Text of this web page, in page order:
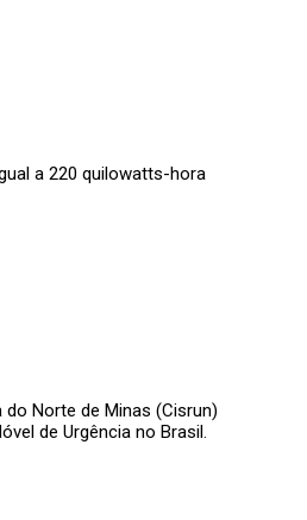
a 220 quilowatts-hora
Norte de Minas (Cisrun)
de Urgência no Brasil.